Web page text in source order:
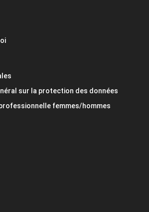
sur la protection des données
femmes/hommes